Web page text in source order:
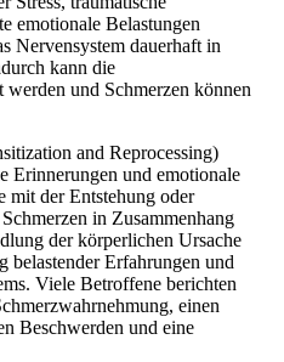
emotionale Belastungen
Nervensystem dauerhaft in
kann die
und Schmerzen können
and Reprocessing)
Erinnerungen und emotionale
mit der Entstehung oder
in Zusammenhang
der körperlichen Ursache
belastender Erfahrungen und
Viele Betroffene berichten
einen
Beschwerden und eine